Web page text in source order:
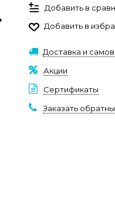
Добавить в
Добавить в
Доставка и
Акции
Сертификаты
Заказать